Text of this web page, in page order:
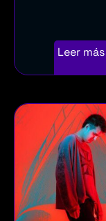
Leer más